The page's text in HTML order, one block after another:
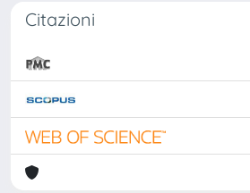
Citazioni